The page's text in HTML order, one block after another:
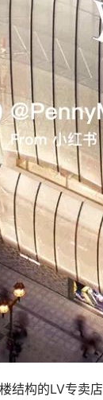
结构的LV专卖店